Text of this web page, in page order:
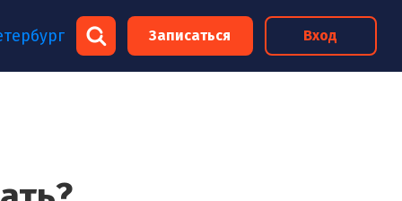
Записаться Вход
×